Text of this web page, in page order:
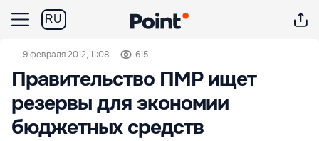
RU
9 февраля 2012, 11:08 615
Правительство ПМР ищет
резервы для экономии
бюджетных средств